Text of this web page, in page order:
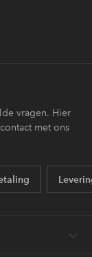
vragen. Hier
met ons